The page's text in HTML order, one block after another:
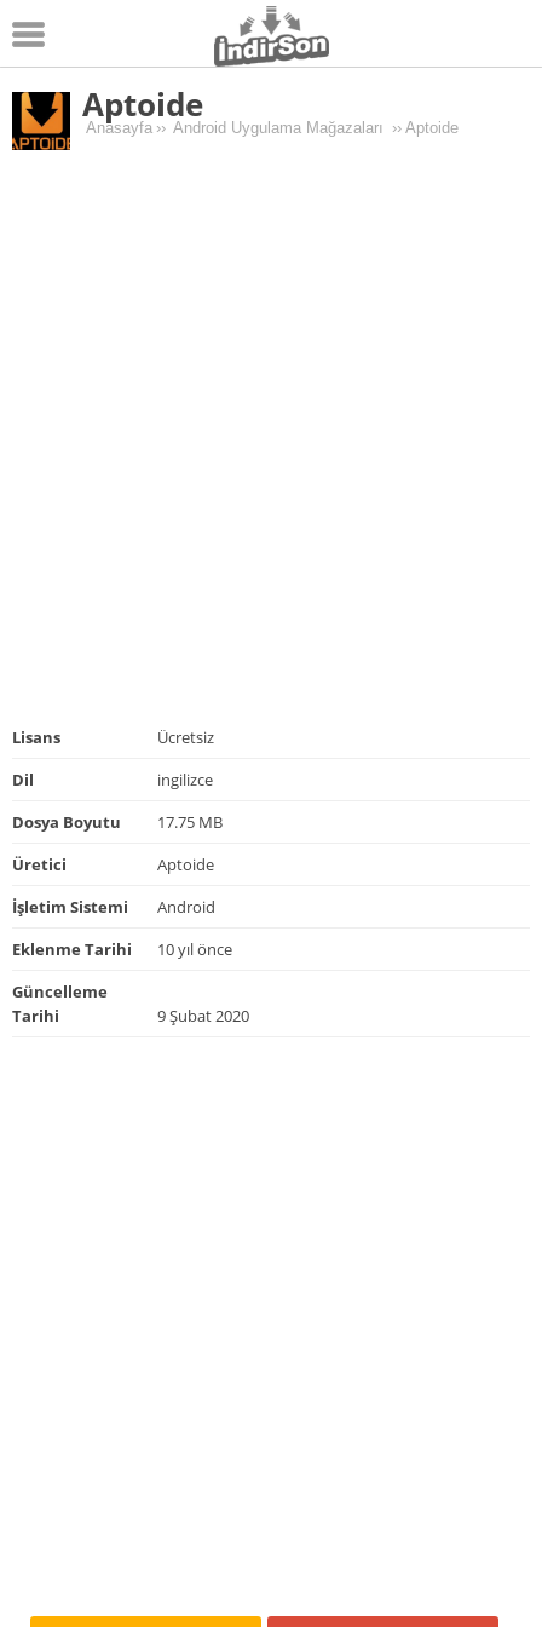
Android
Pc Oyunları
Aptoide
Anasayfa ›› Android Uygulama Mağazaları ›› Aptoide
Lisans
Ücretsiz
Dil
ingilizce
Dosya Boyutu
17.75 MB
Üretici
Aptoide
İşletim Sistemi
Android
Eklenme Tarihi
10 yıl önce
Güncelleme
Tarihi
9 Şubat 2020